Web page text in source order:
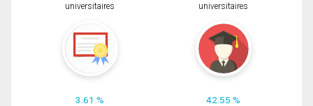
universitaires
3.61 %
universitaires
42.55 %